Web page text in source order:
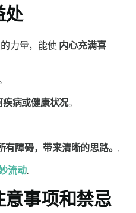
处
力量，能使 内心充满喜
疾病或健康状况。
有障碍，带来清晰的思路。.
流动.
意事项和禁忌